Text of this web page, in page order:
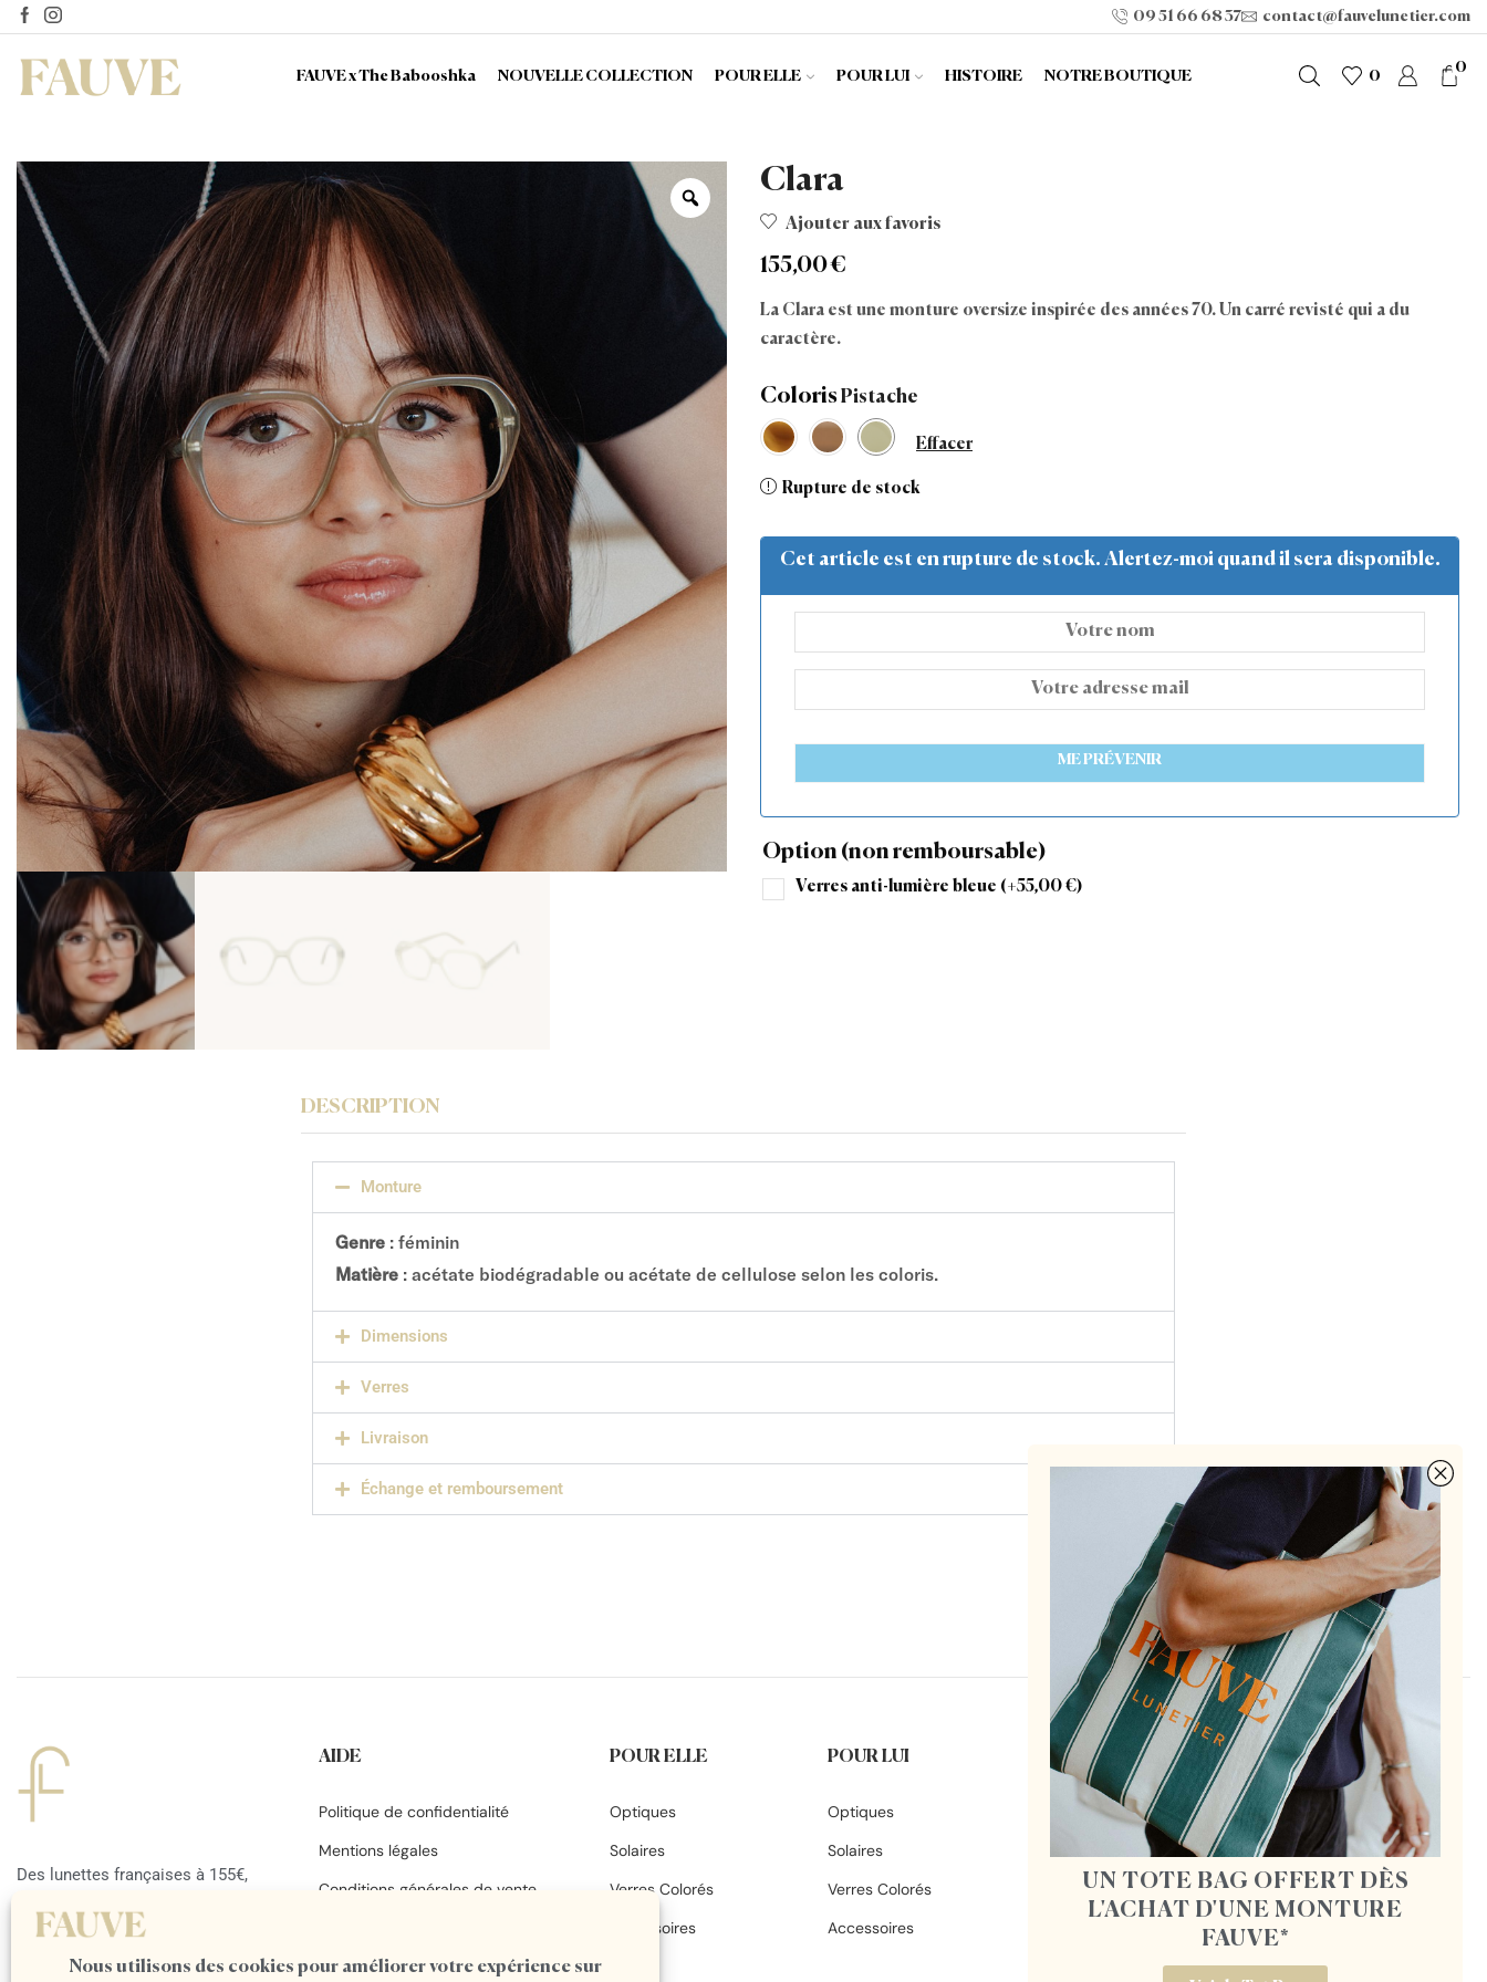
09 51 66 68 37 contact@fauvelunetier.com
FAUVE x The Babooshka NOUVELLE COLLECTION POUR ELLE POUR LUI HISTOIRE NOTRE BOUTIQUE 0
0
Clara
Ajouter aux favoris
155,00€
La Clara est une monture oversize inspirée des années 70. Un carré revisté qui a du
caractère.
Coloris
Effacer
Rupture de stock
Cet article est en rupture de stock. Alertez-moi quand il sera disponible.
ME PRÉVENIR
Option (non remboursable)
Verres anti-lumière bleue (+55,00 €)
DESCRIPTION
Monture
Genre : féminin
Matière : acétate biodégradable ou acétate de cellulose selon les coloris.
Dimensions
Verres
Livraison
Échange et remboursement
Des lunettes françaises à 155€,
passionnées
AIDE
Politique de confidentialité
Mentions légales
Conditions générales de vente
Contact
POUR ELLE
Optiques
Solaires
Verres Colorés
Accessoires
POUR LUI
Optiques
Solaires
Verres Colorés
Accessoires
HORAIRES
Lundi-Vendredi : 11h-13h30 / 14h30-19h
Samedi : 11h-19h30
Dimanche : 11h-19h
43 rue de Poitou, 75003 Paris
UN TOTE BAG OFFERT DÈS
L'ACHAT D'UNE MONTURE
FAUVE*